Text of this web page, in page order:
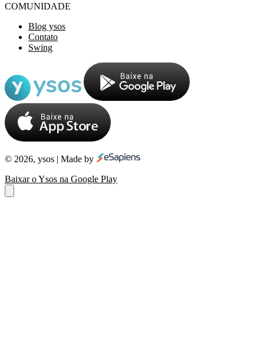
COMUNIDADE
Blog ysos
Contato
Swing
© 2026, ysos | Made by
Baixar o Ysos na Google Play